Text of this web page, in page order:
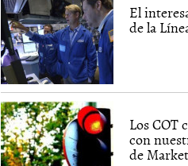
El
de la
Los COT
con
de